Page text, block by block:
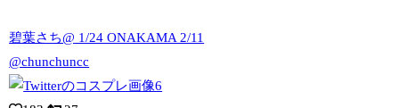
碧葉さち@ 1/24 ONAKAMA 2/11
@chunchuncc